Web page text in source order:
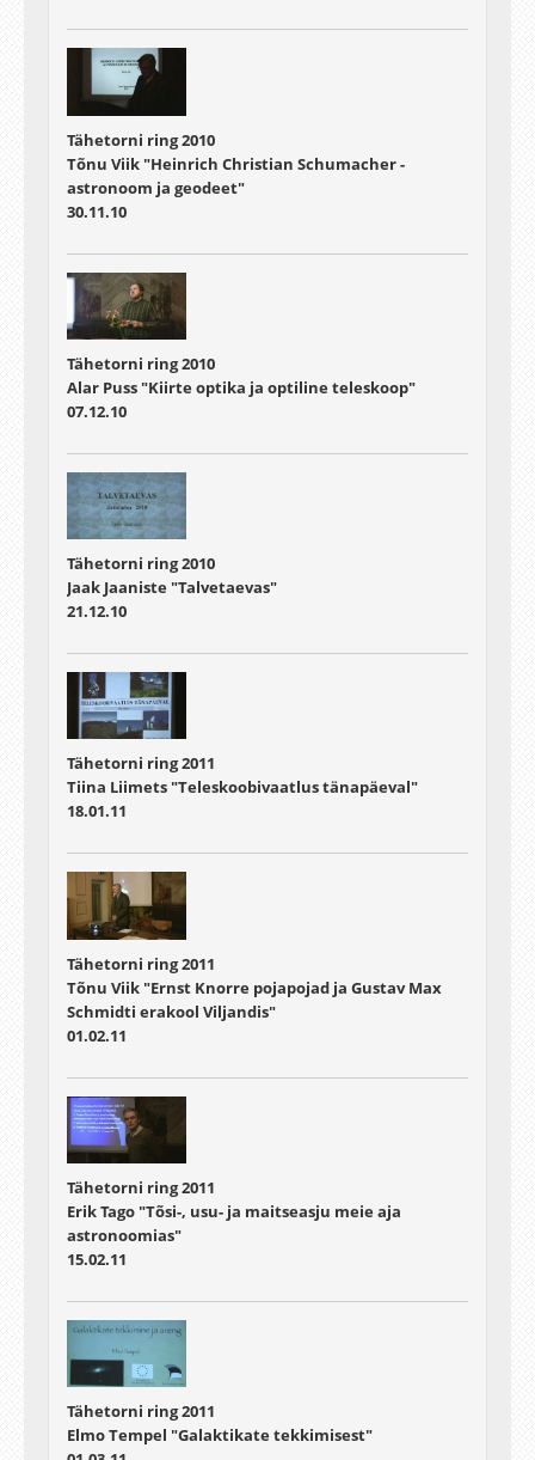
Tähetorni ring 2010
Tõnu Viik "Heinrich Christian Schumacher -
astronoom ja geodeet"
30.11.10
Tähetorni ring 2010
Alar Puss "Kiirte optika ja optiline teleskoop"
07.12.10
Tähetorni ring 2010
Jaak Jaaniste "Talvetaevas"
21.12.10
Tähetorni ring 2011
Tiina Liimets "Teleskoobivaatlus tänapäeval"
18.01.11
Tähetorni ring 2011
Tõnu Viik "Ernst Knorre pojapojad ja Gustav Max
Schmidti erakool Viljandis"
01.02.11
Tähetorni ring 2011
Erik Tago "Tõsi-, usu- ja maitseasju meie aja
astronoomias"
15.02.11
Tähetorni ring 2011
Elmo Tempel "Galaktikate tekkimisest"